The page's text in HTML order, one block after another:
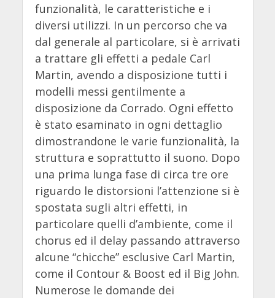
funzionalità, le caratteristiche e i
diversi utilizzi. In un percorso che va
dal generale al particolare, si è arrivati
a trattare gli effetti a pedale Carl
Martin, avendo a disposizione tutti i
modelli messi gentilmente a
disposizione da Corrado. Ogni effetto
è stato esaminato in ogni dettaglio
dimostrandone le varie funzionalità, la
struttura e soprattutto il suono. Dopo
una prima lunga fase di circa tre ore
riguardo le distorsioni l’attenzione si è
spostata sugli altri effetti, in
particolare quelli d’ambiente, come il
chorus ed il delay passando attraverso
alcune “chicche” esclusive Carl Martin,
come il Contour & Boost ed il Big John.
Numerose le domande dei